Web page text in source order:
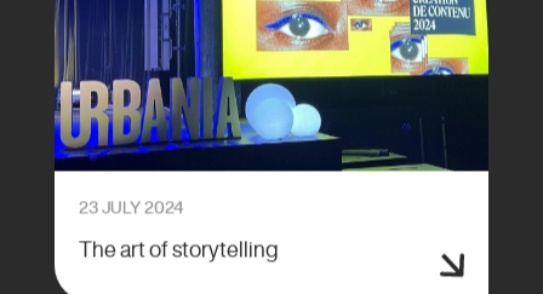
23 JULY 2024
The art of storytelling